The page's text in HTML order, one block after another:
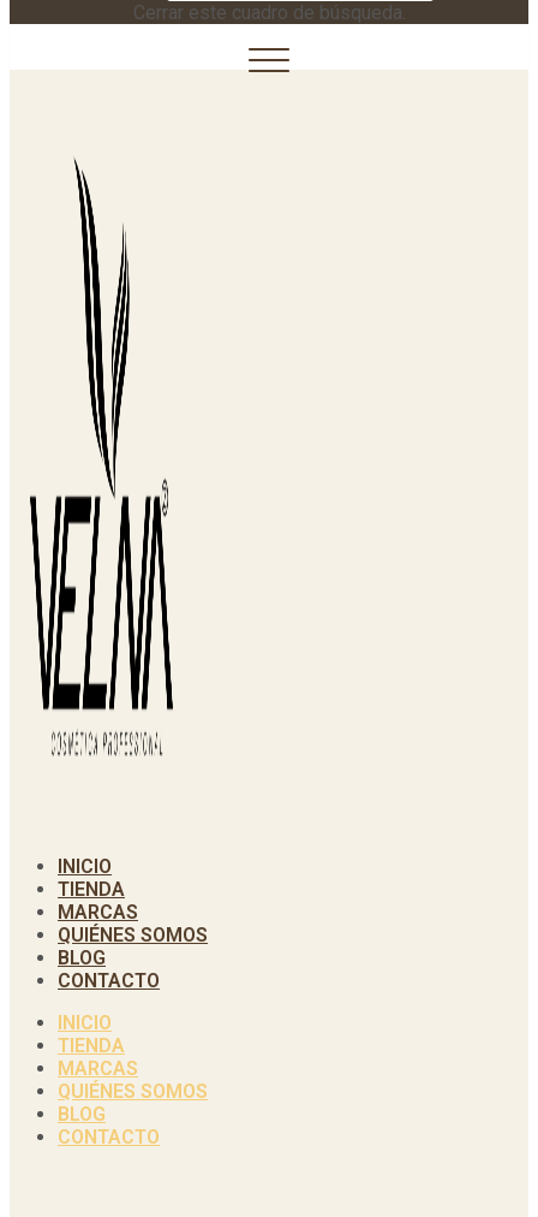
Cerrar este cuadro de búsqueda.
INICIO
TIENDA
MARCAS
QUIÉNES SOMOS
BLOG
CONTACTO
INICIO
TIENDA
MARCAS
QUIÉNES SOMOS
BLOG
CONTACTO